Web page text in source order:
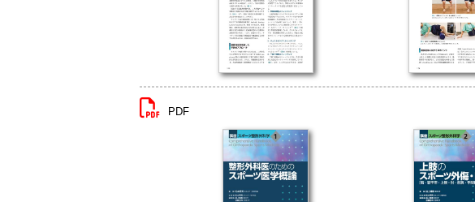
PDF